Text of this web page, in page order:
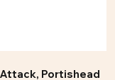
Portishead